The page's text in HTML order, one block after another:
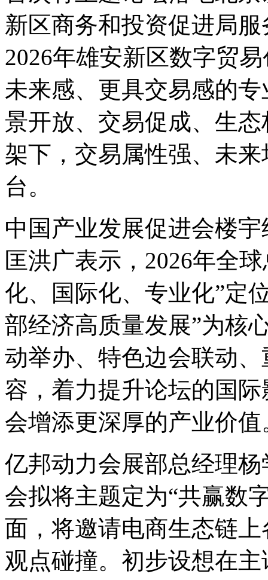
新区商务和投资促进局
2026年雄安新区数字贸
未来感、更具交易感的
景开放、交易促成、生
架下，交易属性强、未
台。
中国产业发展促进会楼
匡洪广表示，2026年全
化、国际化、专业化”定
部经济高质量发展”为核
动举办、特色边会联动
容，着力提升论坛的国
会增添更深厚的产业价值
亿邦动力会展部总经理
会拟将主题定为“共赢数
面，将邀请电商生态链
观点碰撞。初步设想在